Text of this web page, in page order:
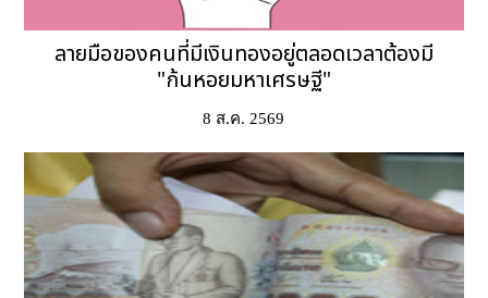
ลายมือของคนที่มีเงินทองอยู่ตลอดเวลาต้องมี
"ก้นหอยมหาเศรษฐี"
8 ส.ค. 2569